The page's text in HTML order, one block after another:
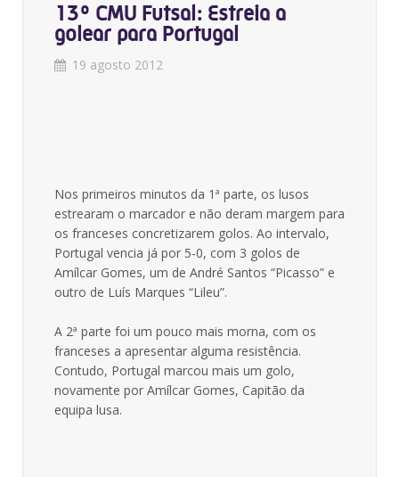
13º CMU Futsal: Estreia a
golear para Portugal
19 agosto 2012
Nos primeiros minutos da 1ª parte, os lusos
estrearam o marcador e não deram margem para
os franceses concretizarem golos. Ao intervalo,
Portugal vencia já por 5-0, com 3 golos de
Amílcar Gomes, um de André Santos “Picasso” e
outro de Luís Marques “Lileu”.
A 2ª parte foi um pouco mais morna, com os
franceses a apresentar alguma resistência.
Contudo, Portugal marcou mais um golo,
novamente por Amílcar Gomes, Capitão da
equipa lusa.